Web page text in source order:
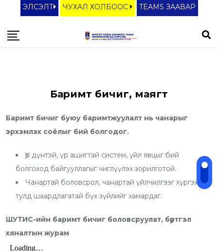
ЭЛСЭЛТ ЧУХАЛ ХОЛБООС TEAMS ЗААВАР
Баримт бичиг, маягт
Баримт бичиг буюу баримтжуулалт нь чанарыг
эрхэмлэх соёлыг бий болгодог.
Үр дүнтэй, үр ашигтай систем, үйл явцыг бий
болгоход байгууллагыг чиглүүлэх зорилготой.
Чанартай боловсрол, чанартай үйлчилгээг хүргэхийн
тулд шаардлагатай бүх зүйлийг хамардаг.
ШУТИС-ийн баримт бичиг боловсруулат, бүртгэл
хяналтын журам